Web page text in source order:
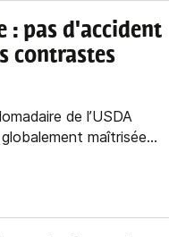
: pas d'accident
contrastes
de l’USDA
maîtrisée...